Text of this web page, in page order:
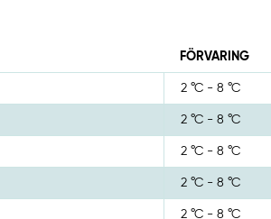
FÖRVARING
2 °C - 8 °C
2 °C - 8 °C
2 °C - 8 °C
2 °C - 8 °C
2 °C - 8 °C